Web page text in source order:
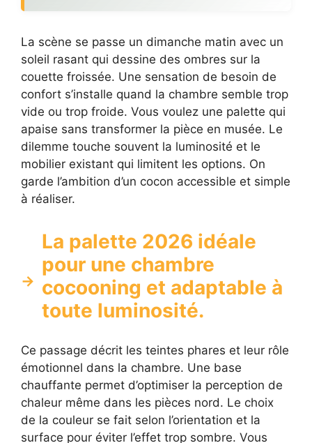
La scène se passe un dimanche matin avec un
soleil rasant qui dessine des ombres sur la
couette froissée. Une sensation de besoin de
confort s’installe quand la chambre semble trop
vide ou trop froide. Vous voulez une palette qui
apaise sans transformer la pièce en musée. Le
dilemme touche souvent la luminosité et le
mobilier existant qui limitent les options. On
garde l’ambition d’un cocon accessible et simple
à réaliser.
La palette 2026 idéale
pour une chambre
cocooning et adaptable à
toute luminosité.
Ce passage décrit les teintes phares et leur rôle
émotionnel dans la chambre. Une base
chauffante permet d’optimiser la perception de
chaleur même dans les pièces nord. Le choix
de la couleur se fait selon l’orientation et la
surface pour éviter l’effet trop sombre. Vous